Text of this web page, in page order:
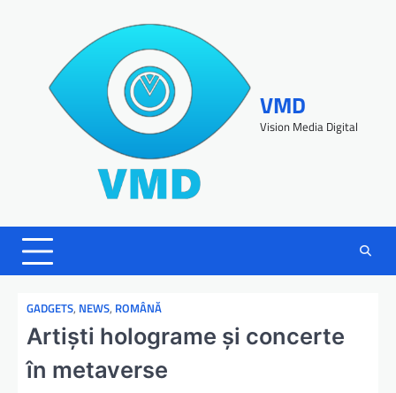
VMD
Vision Media Digital
GADGETS, NEWS, ROMÂNĂ
Artiști holograme și concerte
în metaverse